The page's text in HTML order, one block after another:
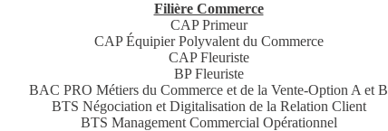
Filière Commerce
CAP Primeur
CAP Équipier Polyvalent du Commerce
CAP Fleuriste
BP Fleuriste
BAC PRO Métiers du Commerce et de la Vente-Option A et B
BTS Négociation et Digitalisation de la Relation Client
BTS Management Commercial Opérationnel